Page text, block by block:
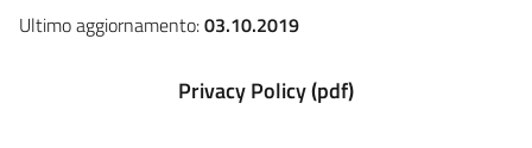
Ultimo aggiornamento:03.10.2019
Privacy Policy (pdf)